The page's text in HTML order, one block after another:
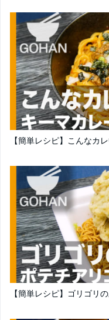
【簡単レシピ】こんなカ
【簡単レシピ】ゴリゴリ